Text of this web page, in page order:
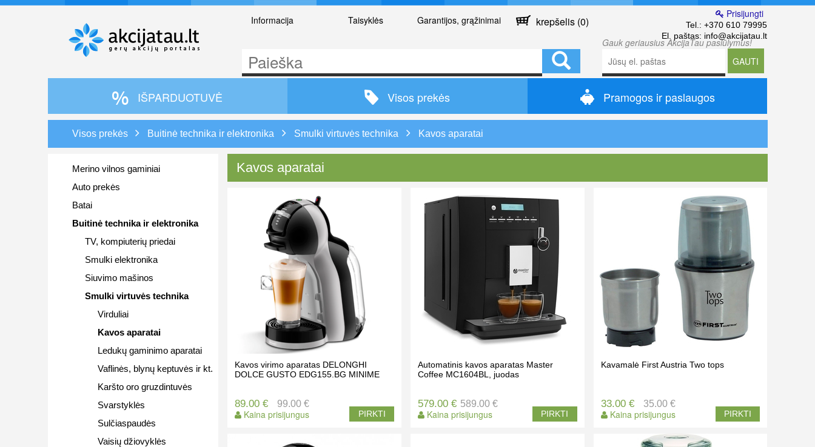
Informacija Taisyklės Garantijos, grąžinimai krepšelis (0)
Prisijungti
Tel.: +370 610 79995
El. paštas: info@akcijatau.lt
Gauk geriausius AkcijaTau pasiūlymus!
GAUTI
IŠPARDUOTUVĖ Visos prekės Pramogos ir paslaugos
Visos prekės Buitinė technika ir elektronika Smulki virtuvės technika Kavos aparatai
Merino vilnos gaminiai
Auto prekės
Batai
Buitinė technika ir elektronika
TV, kompiuterių priedai
Smulki elektronika
Siuvimo mašinos
Smulki virtuvės technika
Virduliai
Kavos aparatai
Ledukų gaminimo aparatai
Vaflinės, blynų keptuvės ir kt.
Karšto oro gruzdintuvės
Svarstyklės
Sulčiaspaudės
Vaisių džiovyklės
Kavos aparatai
Kavos virimo aparatas DELONGHI
DOLCE GUSTO EDG155.BG MINIME
89.00 €
Kaina prisijungus
99.00 €
PIRKTI
Automatinis kavos aparatas Master
Coffee MC1604BL, juodas
579.00 €
Kaina prisijungus
589.00 €
PIRKTI
Kavamalė First Austria Two tops
33.00 €
Kaina prisijungus
35.00 €
PIRKTI